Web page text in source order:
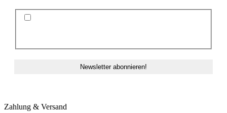
Zahlung & Versand